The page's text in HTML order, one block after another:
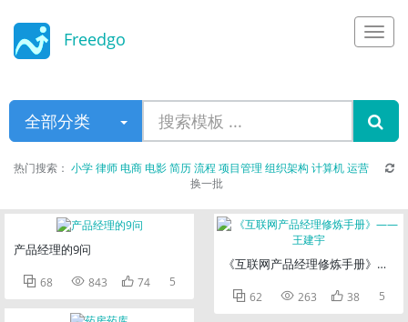
Freedgo
全部分类
热门搜索： 小学律师电商电影简历流程 项目管理 组织架构 计算机运营
换一批
产品经理的9问
 68  843  74 5
《互联网产品经理修炼手册》——
 62  263  38 5